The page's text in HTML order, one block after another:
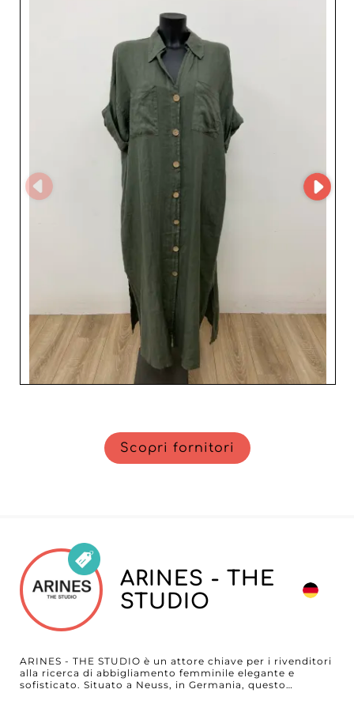
Che tu gestisca un negozio fisico o un e-commerce,
Diana Pronto Moda ti permette di arricchire
l’assortimento con articoli che catturano l’attenzione e
stimolano l’acquisto. Un altro grande vantaggio di Diana
Pronto Moda è l’utilizzo di MicroStore, che semplifica e
rende efficiente la gestione degli ordini. Grazie a questo
strumento, il coordinamento degli approvvigionamenti
diventa facile, ottimizzando il flusso logistico e
migliorando l’efficienza operativa. Diana Pronto Moda si
impegna a fornire un servizio clienti impeccabile,
garantendoti un’esperienza senza pensieri dall’inizio alla
fine. La disponibilità dei prodotti, unita a tempi di
consegna rapidi, ti assicura di non perdere mai
opportunità commerciali cruciali. In sintesi, affidarsi a
Diana Pronto Moda significa scegliere un grossista che
unisce qualità, innovazione e servizio, permettendo alla
tua azienda di prosperare in un mercato competitivo.
Rinnova il tuo catalogo con queste collezioni attraenti e
sfrutta l’esperienza di un leader del prêt-à-porter
femminile attento al successo dei partner professionali.
Scopri fornitori
ARINES - THE
STUDIO
ARINES - THE STUDIO è un attore chiave per i rivenditori
alla ricerca di abbigliamento femminile elegante e
sofisticato. Situato a Neuss, in Germania, questo